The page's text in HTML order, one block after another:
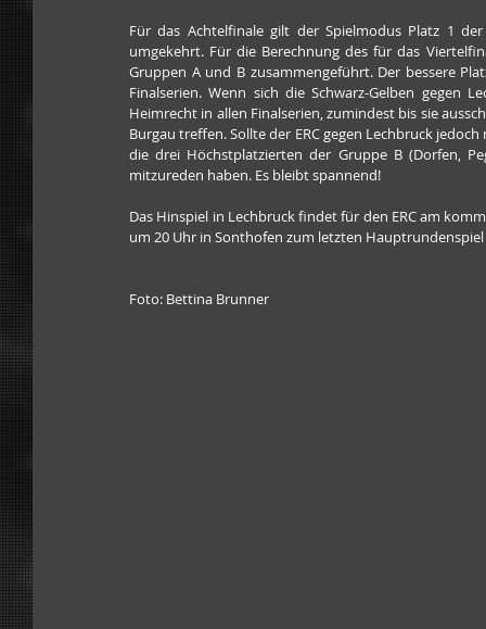
Für das Achtelfinale gilt der Spielmodus Platz 1
umgekehrt. Für die Berechnung des für das
Gruppen A und B zusammengeführt. Der bessere
Finalserien. Wenn sich die Schwarz-Gelben gegen
Heimrecht in allen Finalserien, zumindest bis sie
Burgau treffen. Sollte der ERC gegen Lechbruck
die drei Höchstplatzierten der Gruppe B (Dorfen,
mitzureden haben. Es bleibt spannend!
Das Hinspiel in Lechbruck findet für den ERC am
um 20 Uhr in Sonthofen zum letzten
Foto: Bettina Brunner